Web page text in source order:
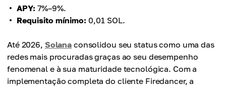
APY: 7%–9%.
Requisito mínimo: 0,01 SOL.
Até 2026, Solana consolidou seu status como uma das
redes mais procuradas graças ao seu desempenho
fenomenal e à sua maturidade tecnológica. Com a
implementação completa do cliente Firedancer, a